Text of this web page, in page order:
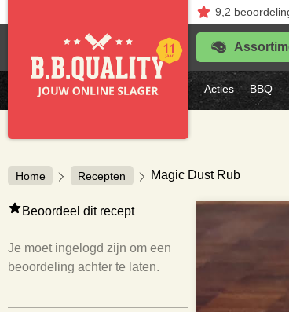
9,2
Acties BBQ
Home Recepten Magic Dust Rub
Beoordeel dit recept
Je moet ingelogd zijn om een
beoordeling achter te laten.